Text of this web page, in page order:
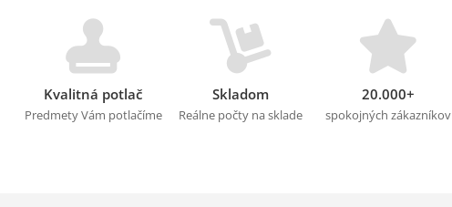
Kvalitná potlač
Predmety Vám potlačíme
Skladom
Reálne počty na sklade
20.000+
spokojných zákazníkov